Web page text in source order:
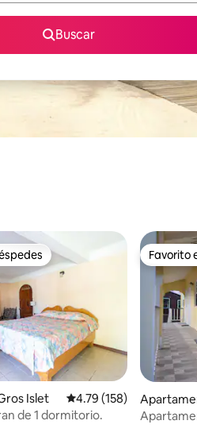
Buscar
Islet Calificación promedio:
4.79 (158)
de 1 dormitorio.
Favorito
Favorito